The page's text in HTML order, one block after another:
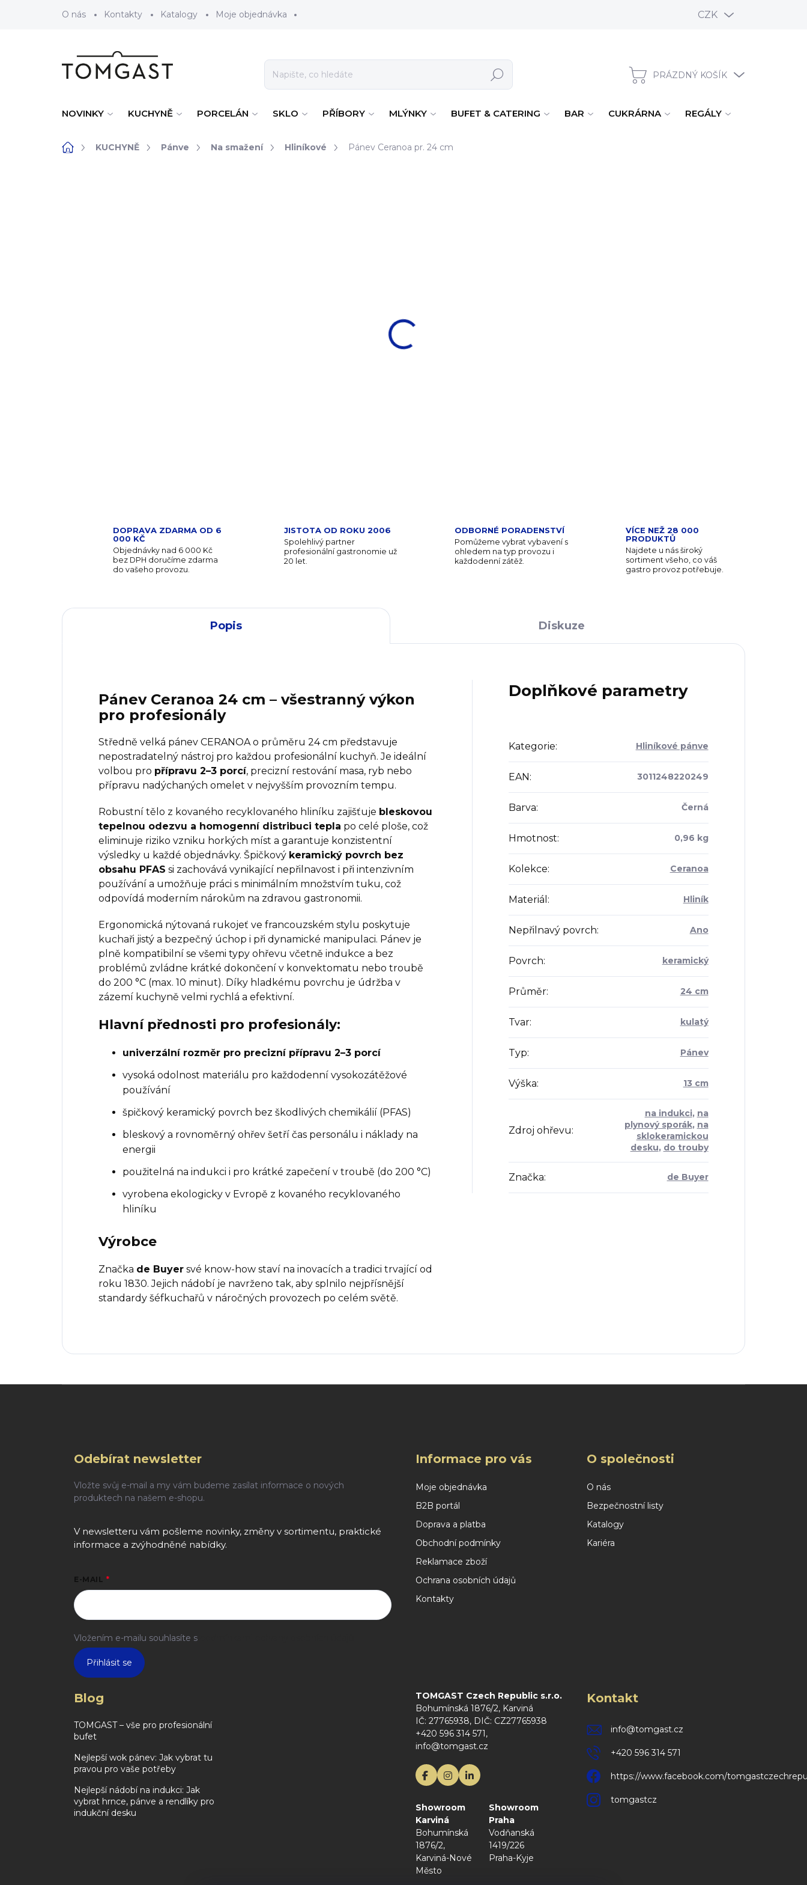
O nás
Kontakty Katalogy Moje objednávka CZK
Hledat NÁKUPNÍ KOŠÍK
PRÁZDNÝ KOŠÍK
NOVINKY KUCHYNĚ PORCELÁN SKLO PŘÍBORY MLÝNKY BUFET & CATERING BAR CUKRÁRNA REGÁLY
DomůKUCHYNĚ Pánve Na smažení Hliníkové Pánev Ceranoa pr. 24 cm
DOPRAVA ZDARMA OD 6
000 KČ
Objednávky nad 6 000 Kč
bez DPH doručíme zdarma
do vašeho provozu.
JISTOTA OD ROKU 2006
Spolehlivý partner
profesionální gastronomie už
20 let.
ODBORNÉ PORADENSTVÍ
Pomůžeme vybrat vybavení s
ohledem na typ provozu i
každodenní zátěž.
VÍCE NEŽ 28 000
PRODUKTŮ
Najdete u nás široký
sortiment všeho, co váš
gastro provoz potřebuje.
Popis Diskuze
Pánev Ceranoa 24 cm – všestranný výkon
pro profesionály
Středně velká pánev CERANOA o průměru 24 cm představuje
nepostradatelný nástroj pro každou profesionální kuchyň. Je ideální
volbou pro přípravu 2–3 porcí, precizní restování masa, ryb nebo
přípravu nadýchaných omelet v nejvyšším provozním tempu.
Robustní tělo z kovaného recyklovaného hliníku zajišťuje bleskovou
tepelnou odezvu a homogenní distribuci tepla po celé ploše, což
eliminuje riziko vzniku horkých míst a garantuje konzistentní
výsledky u každé objednávky. Špičkový keramický povrch bez
obsahu PFAS si zachovává vynikající nepřilnavost i při intenzivním
používání a umožňuje práci s minimálním množstvím tuku, což
odpovídá moderním nárokům na zdravou gastronomii.
Ergonomická nýtovaná rukojeť ve francouzském stylu poskytuje
kuchaři jistý a bezpečný úchop i při dynamické manipulaci. Pánev je
plně kompatibilní se všemi typy ohřevu včetně indukce a bez
problémů zvládne krátké dokončení v konvektomatu nebo troubě
do 200 °C (max. 10 minut). Díky hladkému povrchu je údržba v
zázemí kuchyně velmi rychlá a efektivní.
Hlavní přednosti pro profesionály:
univerzální rozměr pro precizní přípravu 2–3 porcí
vysoká odolnost materiálu pro každodenní vysokozátěžové
používání
špičkový keramický povrch bez škodlivých chemikálií (PFAS)
bleskový a rovnoměrný ohřev šetří čas personálu i náklady na
energii
použitelná na indukci i pro krátké zapečení v troubě (do 200 °C)
vyrobena ekologicky v Evropě z kovaného recyklovaného
hliníku
Výrobce
Značka de Buyer své know-how staví na inovacích a tradici trvající od
roku 1830. Jejich nádobí je navrženo tak, aby splnilo nejpřísnější
standardy šéfkuchařů v náročných provozech po celém světě.
Doplňkové parametry
Kategorie: Hliníkové pánve
EAN : 3011248220249
Barva: Černá
Hmotnost: 0,96 kg
Kolekce: Ceranoa
Materiál : Hliník
Nepřilnavý povrch: Ano
Povrch: keramický
Průměr: 24 cm
Tvar: kulatý
Typ: Pánev
Výška: 13 cm
Zdroj ohřevu:
na indukci, na
plynový sporák, na
sklokeramickou
desku, do trouby
Značka: de Buyer
Odebírat newsletter
Vložte svůj e-mail a my vám budeme zasílat informace o nových
produktech na našem e-shopu.
V newsletteru vám pošleme novinky, změny v sortimentu, praktické
informace a zvýhodněné nabídky.
E-MAIL
Vložením e-mailu souhlasíte s
Přihlásit se
Informace pro vás
Moje objednávka
B2B portál
Doprava a platba
Obchodní podmínky
Reklamace zboží
Ochrana osobních údajů
Kontakty
O společnosti
O nás
Bezpečnostní listy
Katalogy
Kariéra
Blog
TOMGAST – vše pro profesionální
bufet
Nejlepší wok pánev: Jak vybrat tu
pravou pro vaše potřeby
Nejlepší nádobí na indukci: Jak
vybrat hrnce, pánve a rendlíky pro
indukční desku
TOMGAST Czech Republic s.r.o.
Bohumínská 1876/2, Karviná
IČ: 27765938, DIČ: CZ27765938
+420 596 314 571,
info@tomgast.cz
Showroom
Karviná
Bohumínská
1876/2,
Karviná-Nové
Město
Showroom
Praha
Vodňanská
1419/226
Praha-Kyje
Kontakt
info@tomgast.cz
+420 596 314 571
https://www.facebook.com/
tomgastcz